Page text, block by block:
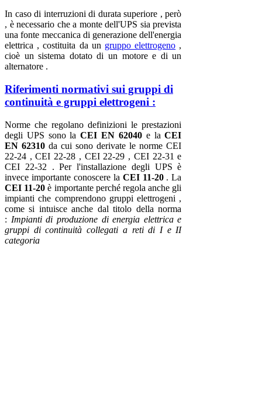
In caso di interruzioni di durata superiore , però
, è necessario che a monte dell'UPS sia prevista
una fonte meccanica di generazione dell'energia
elettrica , costituita da un gruppo elettrogeno ,
cioè un sistema dotato di un motore e di un
alternatore .
Riferimenti normativi sui gruppi di
continuità e gruppi elettrogeni :
Norme che regolano definizioni le prestazioni
degli UPS sono laCEI EN 62040e laCEI
EN 62310 da cui sono derivate le norme CEI
22-24 , CEI 22-28 , CEI 22-29 , CEI 22-31 e
CEI 22-32 . Per l'installazione degli UPS è
invece importante conoscere la CEI 11-20. La
CEI 11-20 è importante perché regola anche gli
impianti che comprendono gruppi elettrogeni ,
come si intuisce anche dal titolo della norma
: Impianti di produzione di energia elettrica e
gruppi di continuità collegati a reti di I e II
categoria